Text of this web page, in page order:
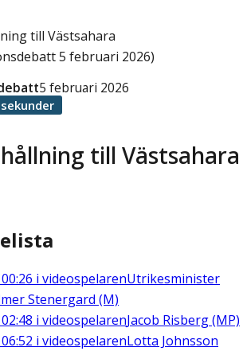
till Västsahara
5 februari 2026)
till Västsahara
5 februari 2026
00:26 i videospelarenUtrikesminister
Stenergard (M)
02:48 i videospelarenJacob Risberg (MP)
06:52 i videospelarenLotta Johnsson